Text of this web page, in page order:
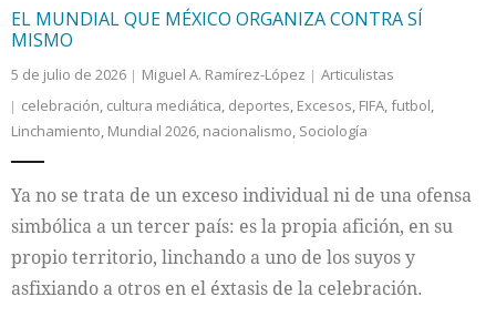
EL MUNDIAL QUE MÉXICO ORGANIZA CONTRA SÍ
MISMO
5 de julio de 2026 Miguel A. Ramírez-López
Articulistas
celebración, cultura mediática, deportes, Excesos, FIFA,futbol,
Linchamiento, Mundial 2026, nacionalismo, Sociología
Ya no se trata de un exceso individual ni de una ofensa
simbólica a un tercer país: es la propia afición, en su
propio territorio, linchando a uno de los suyos y
asfixiando a otros en el éxtasis de la celebración.